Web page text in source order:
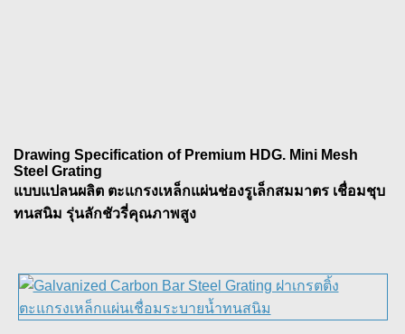
Drawing Specification of Premium HDG. Mini Mesh
Steel Grating
แบบแปลนผลิต ตะแกรงเหล็กแผ่นช่องรูเล็กสมมาตร เชื่อมชุบ
ทนสนิม รุ่นลักชัวรี่คุณภาพสูง